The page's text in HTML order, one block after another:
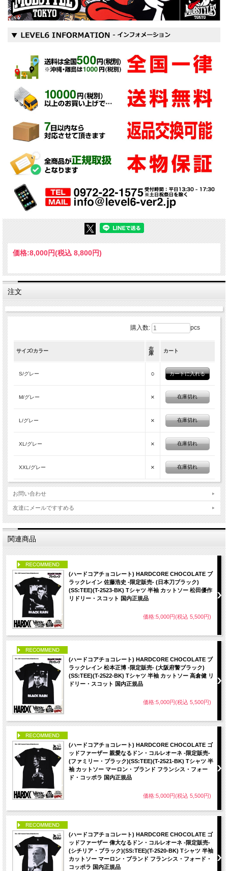
価格:8,000円(税込 8,800円)
注文
購入数: pcs
サイズ/カラー
在
庫
カート
S/グレー ○
M/グレー × 在庫切れ
L/グレー × 在庫切れ
XL/グレー × 在庫切れ
XXL/グレー × 在庫切れ
お問い合わせ
友達にメールですすめる
関連商品
(ハードコアチョコレート) HARDCORE CHOCOLATE ブ
ラックレイン 佐藤浩史 -限定販売- (日本刀ブラック)
(SS:TEE)(T-2523-BK) Tシャツ 半袖 カットソー 松田優作
リドリー・スコット 国内正規品
価格:5,000円(税込 5,500円)
(ハードコアチョコレート) HARDCORE CHOCOLATE ブ
ラックレイン 松本正博 -限定販売- (大阪府警ブラック)
(SS:TEE)(T-2522-BK) Tシャツ 半袖 カットソー 高倉健 リ
ドリー・スコット 国内正規品
価格:5,000円(税込 5,500円)
(ハードコアチョコレート) HARDCORE CHOCOLATE ゴ
ッドファーザー 親愛なるドン・コルレオーネ -限定販売-
(ファミリー・ブラック)(SS:TEE)(T-2521-BK) Tシャツ 半
袖 カットソー マーロン・ブランド フランシス・フォー
ド・コッポラ 国内正規品
価格:5,000円(税込 5,500円)
(ハードコアチョコレート) HARDCORE CHOCOLATE ゴ
ッドファーザー 偉大なるドン・コルレオーネ -限定販売-
(シチリア・ブラック)(SS:TEE)(T-2520-BK) Tシャツ 半袖
カットソー マーロン・ブランド フランシス・フォード・
コッポラ 国内正規品